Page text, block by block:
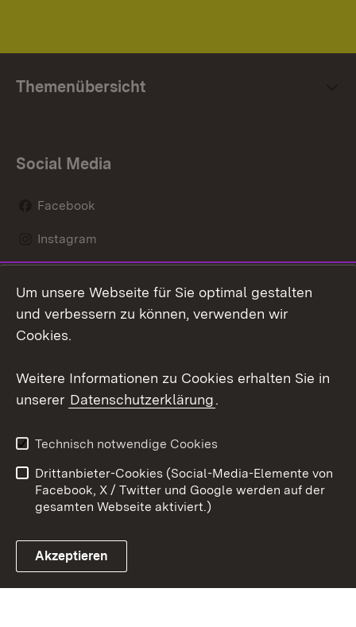
Themenübersicht
Social Media
Facebook
Instagram
Mastodon
Youtube
Link zum Landesportal
Kontakt
Datenschutz
Barrierefreiheit
Impressum Cookies
Um unsere Webseite für Sie optimal gestalten
und verbessern zu können, verwenden wir
Cookies.
Weitere Informationen zu Cookies erhalten Sie in
unserer Datenschutzerklärung.
Technisch notwendige Cookies
Drittanbieter-Cookies (Social-Media-Elemente von
Facebook, X / Twitter und Google werden auf der
gesamten Webseite aktiviert.)
Akzeptieren